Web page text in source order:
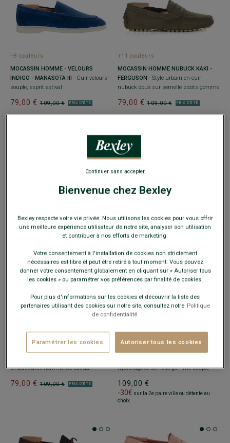
+8 couleurs
MOCASSIN HOMME - VELOURS
INDIGO - MANASOTA III - Cuir velours
souple, esprit estival
109,00 €
79,00 € PRIX D'ÉTÉ
+11 couleurs
MOCASSIN HOMME NUBUCK KAKI -
FERGUSON - Style urbain en cuir
nubuck doux sur semelle picots gomme
109,00 €
79,00 € PRIX D'ÉTÉ
BLEU - MUNTIRI- Semelle gomme avec
bordure tressée en corde
FONCÉ - FERGUSON- Driver classique
en cuir de qualité, souple et confortable
Chaussures homme été casual
109,00 €
79,00 € PRIX D'ÉTÉ
hydrofuge et semelle gomme souple
109,00 €
-30€ sur la 2e paire ville ou détente au
choix
Bienvenue chez Bexley
Bexley respecte votre vie privée. Nous utilisons les cookies pour vous offrir
une meilleure expérience utilisateur de notre site, analyser son utilisation
et contribuer à nos efforts de marketing.
Votre consentement à l'installation de cookies non strictement
nécessaires est libre et peut être retiré à tout moment. Vous pouvez
donner votre consentement globalement en cliquant sur « Autoriser tous
les cookies » ou paramétrer vos préférences par finalité de cookies.
Pour plus d'informations sur les cookies et découvrir la liste des
partenaires utilisant des cookies sur notre site, consultez notre Politique
de confidentialité.
Paramétrer les cookies Autoriser tous les cookies
Continuer sans accepter